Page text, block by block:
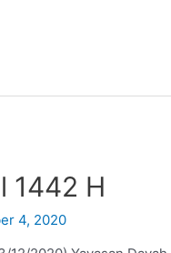
1442 H
4, 2020